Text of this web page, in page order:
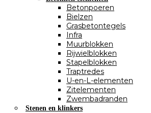
Betonpoeren
Bielzen
Grasbetontegels
Infra
Muurblokken
Rijwielblokken
Stapelblokken
Traptredes
U-en-L-elementen
Zitelementen
Zwembadranden
Stenen en klinkers